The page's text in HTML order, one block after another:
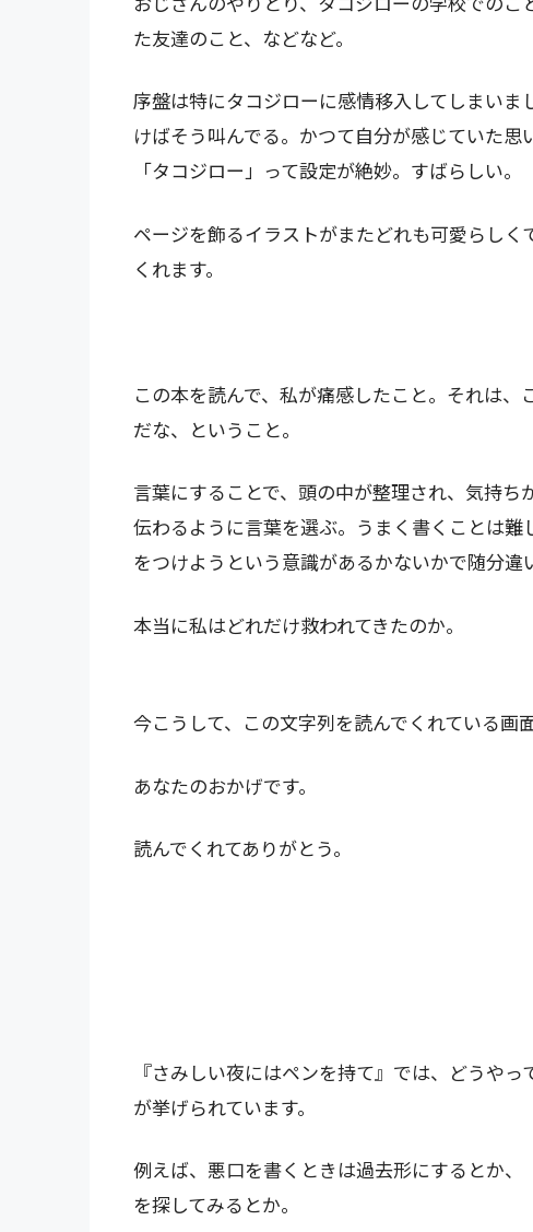
た友達のこと、などなど。
序盤は特にタコジローに感情移入してしまい
けばそう叫んでる。かつて自分が感じていた
「タコジロー」って設定が絶妙。すばらしい。
ページを飾るイラストがまたどれも可愛らし
くれます。
この本を読んで、私が痛感したこと。それは
だな、ということ。
言葉にすることで、頭の中が整理され、気持ち
伝わるように言葉を選ぶ。うまく書くことは
をつけようという意識があるかないかで随分違
本当に私はどれだけ救われてきたのか。
今こうして、この文字列を読んでくれている画
あなたのおかげです。
読んでくれてありがとう。
『さみしい夜にはペンを持て』では、どうや
が挙げられています。
例えば、悪口を書くときは過去形にするとか
を探してみるとか。